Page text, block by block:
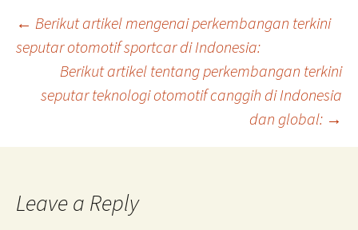
Post
navigation
← Berikut artikel mengenai perkembangan terkini
seputar otomotif sportcar di Indonesia:
Berikut artikel tentang perkembangan terkini
seputar teknologi otomotif canggih di Indonesia
dan global: →
Leave a Reply